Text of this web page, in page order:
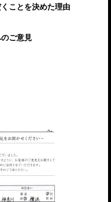
ことを決めた理由
ご意見